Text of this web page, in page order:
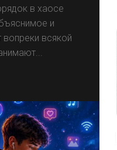
в хаосе
и
вопреки всякой